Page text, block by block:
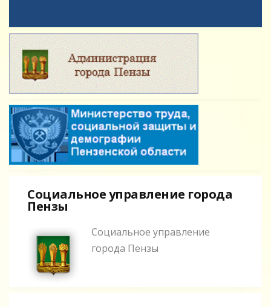
Социальное управление города
Пензы
Социальное управление
города Пензы